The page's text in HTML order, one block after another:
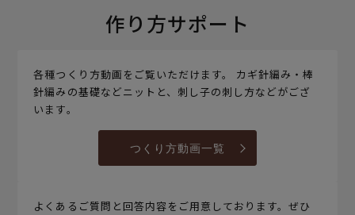
作り方サポート
各種つくり方動画をご覧いただけます。 カギ針編み・棒
針編みの基礎などニットと、刺し子の刺し方などがござ
います。
つくり方動画一覧
よくあるご質問と回答内容をご用意しております。ぜひ